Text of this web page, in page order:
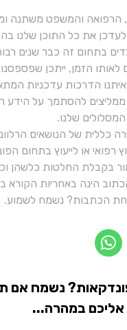
הרפואה והמשפט משתנה
לעדכן את כל התוכן שלנו
בתחום זה כבר שנים
לאותו הזמן, ייתכן
איתנו הדרכות עדכניות
ממליצים להסתמך על הידע
שלנו.
כללית של הנושאים
רפואי או לייעוץ בתחום
בקבלת החלטות כלשהן
הינה באחריות הקורא
הכתבות? נשמח לשמוע.
נשמח אם
אליכם במהרה...